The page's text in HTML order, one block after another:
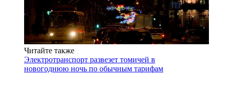
Читайте также
Электротранспорт развезет томичей в
новогоднюю ночь по обычным тарифам